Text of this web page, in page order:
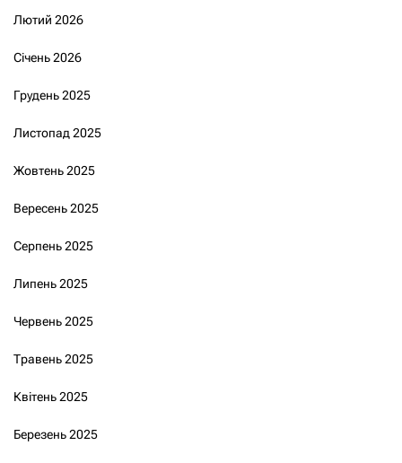
Лютий 2026
Січень 2026
Грудень 2025
Листопад 2025
Жовтень 2025
Вересень 2025
Серпень 2025
Липень 2025
Червень 2025
Травень 2025
Квітень 2025
Березень 2025